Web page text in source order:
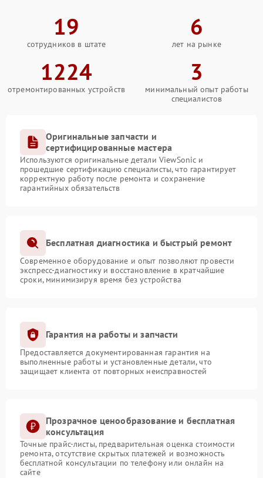
19
сотрудников в штате
6
лет на рынке
1224
отремонтированных устройств
3
минимальный опыт работы
специалистов
Оригинальные запчасти и
сертифицированные мастера
Используются оригинальные детали ViewSonic и
прошедшие сертификацию специалисты, что гарантирует
корректную работу после ремонта и сохранение
гарантийных обязательств
Бесплатная диагностика и быстрый ремонт
Современное оборудование и опыт позволяют провести
экспресс-диагностику и восстановление в кратчайшие
сроки, минимизируя время без устройства
Гарантия на работы и запчасти
Предоставляется документированная гарантия на
выполненные работы и установленные детали, что
защищает клиента от повторных неисправностей
Прозрачное ценообразование и бесплатная
консультация
Точные прайс-листы, предварительная оценка стоимости
ремонта, отсутствие скрытых платежей и возможность
бесплатной консультации по телефону или онлайн на
сайте